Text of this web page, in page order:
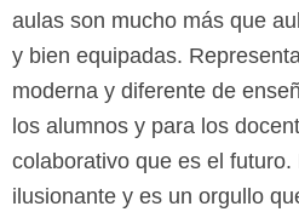
aulas son mucho más que
y bien equipadas.
moderna y diferente de
los alumnos y para los
colaborativo que es el futuro.
ilusionante y es un orgullo